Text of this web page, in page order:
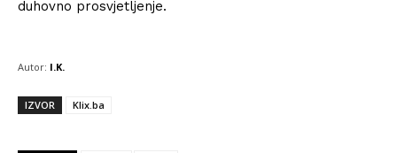
duhovno prosvjetljenje.
Autor: I.K.
IZVOR Klix.ba